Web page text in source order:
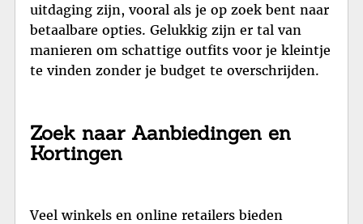
uitdaging zijn, vooral als je op zoek bent naar
betaalbare opties. Gelukkig zijn er tal van
manieren om schattige outfits voor je kleintje
te vinden zonder je budget te overschrijden.
Zoek naar Aanbiedingen en
Kortingen
Veel winkels en online retailers bieden